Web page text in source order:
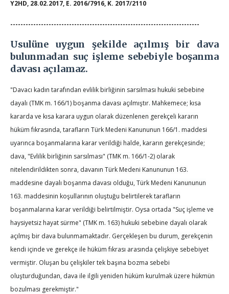
Y2HD, 28.02.2017, E. 2016/7916, K. 2017/2110
--------------------------------------------------------------------------
Usulüne uygun şekilde açılmış bir dava
bulunmadan suç işleme sebebiyle boşanma
davası açılamaz.
"Davacı kadın tarafından evlilik birliğinin sarsılması hukuki sebebine
dayalı (TMK m. 166/1) boşanma davası açılmıştır. Mahkemece; kısa
kararda ve kısa karara uygun olarak düzenlenen gerekçeli kararın
hüküm fıkrasında, tarafların Türk Medeni Kanununun 166/1. maddesi
uyarınca boşanmalarına karar verildiği halde, kararın gerekçesinde;
dava, "Evlilik birliğinin sarsılması" (TMK m. 166/1-2) olarak
nitelendirildikten sonra, davanın Türk Medeni Kanununun 163.
maddesine dayalı boşanma davası olduğu, Türk Medeni Kanununun
163. maddesinin koşullarının oluştuğu belirtilerek tarafların
boşanmalarına karar verildiği belirtilmiştir. Oysa ortada "Suç işleme ve
haysiyetsiz hayat sürme" (TMK m. 163) hukuki sebebine dayalı olarak
açılmış bir dava bulunmamaktadır. Gerçekleşen bu durum, gerekçenin
kendi içinde ve gerekçe ile hüküm fıkrası arasında çelişkiye sebebiyet
vermiştir. Oluşan bu çelişkiler tek başına bozma sebebi
oluşturduğundan, dava ile ilgili yeniden hüküm kurulmak üzere hükmün
bozulması gerekmiştir."